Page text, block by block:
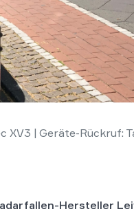
XV3 | Geräte-Rückruf:
Hersteller